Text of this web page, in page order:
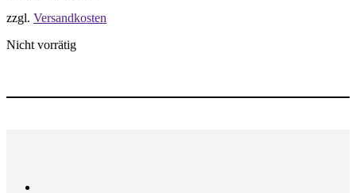
zzgl. Versandkosten
Nicht vorrätig